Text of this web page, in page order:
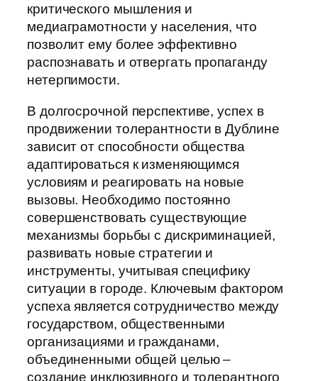
критического мышления и
медиаграмотности у населения, что
позволит ему более эффективно
распознавать и отвергать пропаганду
нетерпимости.
В долгосрочной перспективе, успех в
продвижении толерантности в Дублине
зависит от способности общества
адаптироваться к изменяющимся
условиям и реагировать на новые
вызовы. Необходимо постоянно
совершенствовать существующие
механизмы борьбы с дискриминацией,
развивать новые стратегии и
инструменты, учитывая специфику
ситуации в городе. Ключевым фактором
успеха является сотрудничество между
государством, общественными
организациями и гражданами,
объединенными общей целью –
создание инклюзивного и толерантного